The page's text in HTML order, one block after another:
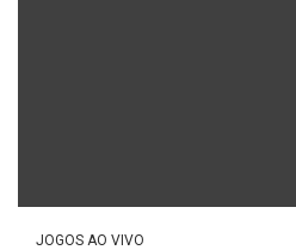
JOGOS AO VIVO